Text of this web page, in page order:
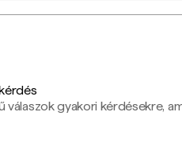
válaszok gyakori kérdésekre,